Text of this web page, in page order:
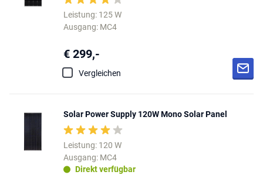
Leistung: 125 W
Ausgang: MC4
€ 299,-
Vergleichen
Solar Power Supply 120W Mono Solar Panel
Leistung: 120 W
Ausgang: MC4
Direkt verfügbar